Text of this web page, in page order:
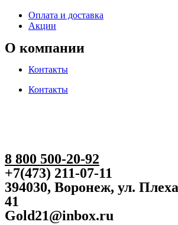
Оплата и доставка
Акции
О компании
Контакты
Контакты
8 800 500-20-92
+7(473) 211-07-11
394030, Воронеж, ул.
41
Gold21@inbox.ru